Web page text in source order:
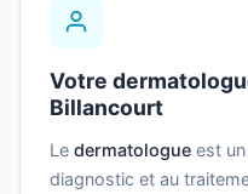
Votre
Billancourt
Le dermatologue est
diagnostic et au